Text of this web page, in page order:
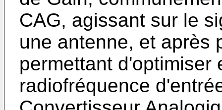
CAG, agissant sur le
une antenne, et après
permettant d'optimiser
radiofréquence